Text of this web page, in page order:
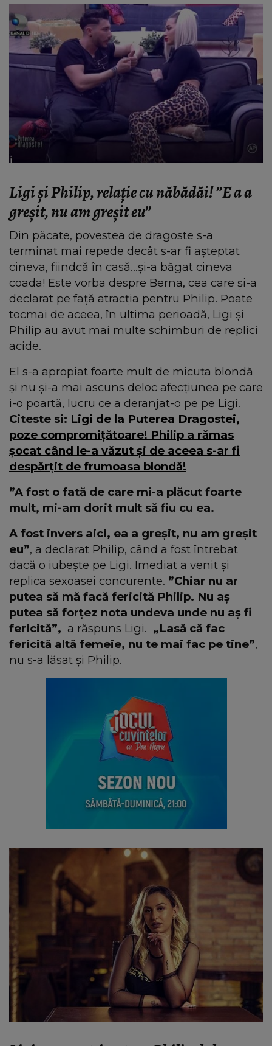
Ligi și Philip, relație cu năbădăi! ”Ea a
greșit, nu am greșit eu”
Din păcate, povestea de dragoste s-a
terminat mai repede decât s-ar fi așteptat
cineva, fiindcă în casă…și-a băgat cineva
coada! Este vorba despre Berna, cea care și-a
declarat pe față atracția pentru Philip. Poate
tocmai de aceea, în ultima perioadă, Ligi și
Philip au avut mai multe schimburi de replici
acide.
El s-a apropiat foarte mult de micuța blondă
și nu și-a mai ascuns deloc afecțiunea pe care
i-o poartă, lucru ce a deranjat-o pe pe Ligi.
Citeste si: Ligi de la Puterea Dragostei,
poze compromiţătoare! Philip a rămas
şocat când le-a văzut şi de aceea s-ar fi
despărţit de frumoasa blondă!
”A fost o fată de care mi-a plăcut foarte
mult, mi-am dorit mult să fiu cu ea.
A fost invers aici, ea a greșit, nu am greșit
eu”, a declarat Philip, când a fost întrebat
dacă o iubește pe Ligi. Imediat a venit și
replica sexoasei concurente. ”Chiar nu ar
putea să mă facă fericită Philip. Nu aș
putea să forțez nota undeva unde nu aș fi
fericită”, a răspuns Ligi. „Lasă că fac
fericită altă femeie, nu te mai fac pe tine”,
nu s-a lăsat și Philip.